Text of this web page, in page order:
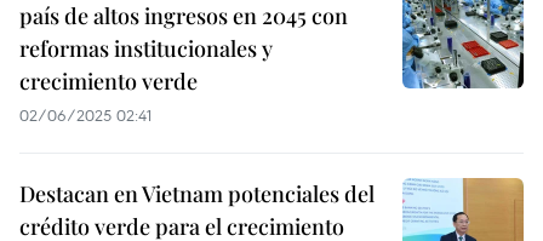
país de altos ingresos en 2045 con
reformas institucionales y
crecimiento verde
02/06/2025 02:41
Destacan en Vietnam potenciales del
crédito verde para el crecimiento